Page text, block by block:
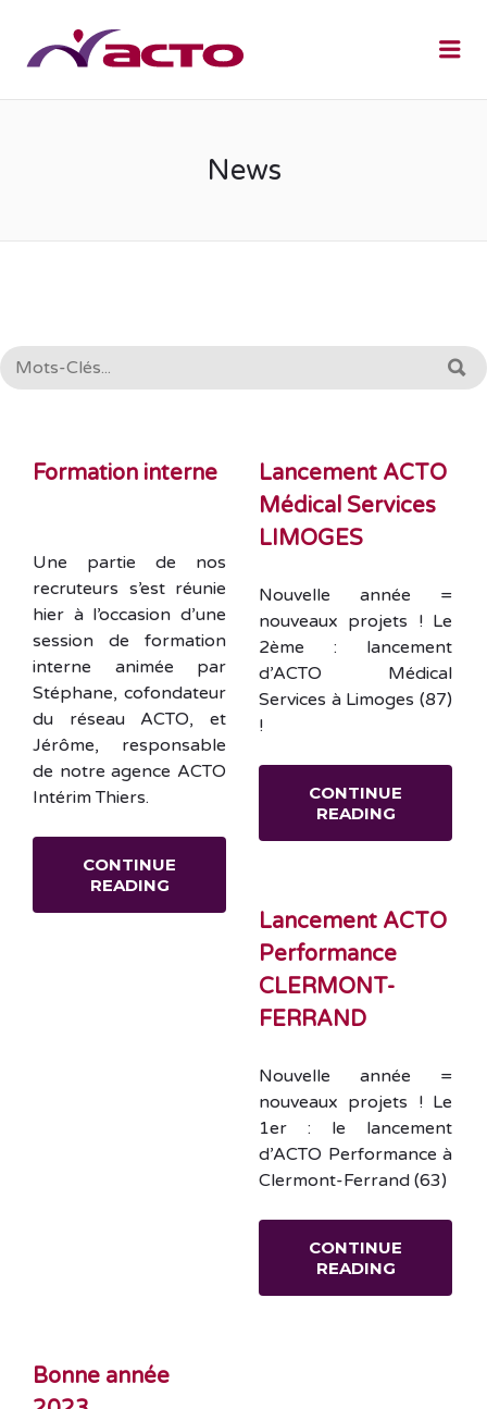
News
RECHERCHE:
Formation interne
Une partie de nos
recruteurs s’est réunie
hier à l’occasion d’une
session de formation
interne animée par
Stéphane, cofondateur
du réseau ACTO, et
Jérôme, responsable
de notre agence ACTO
Intérim Thiers.
CONTINUE
READING
Lancement ACTO
Médical Services
LIMOGES
Nouvelle année =
nouveaux projets ! Le
2ème : lancement
d’ACTO Médical
Services à Limoges (87)
!
CONTINUE
READING
Lancement ACTO
Performance
CLERMONT-
FERRAND
Nouvelle année =
nouveaux projets ! Le
1er : le lancement
d’ACTO Performance à
Clermont-Ferrand (63)
CONTINUE
READING
Bonne année